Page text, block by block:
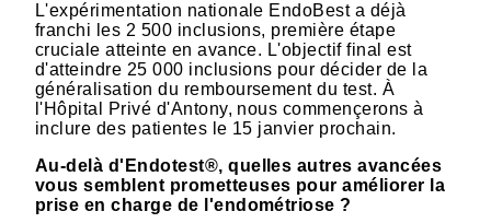
L'expérimentation nationale EndoBest a déjà
franchi les 2 500 inclusions, première étape
cruciale atteinte en avance. L'objectif final est
d'atteindre 25 000 inclusions pour décider de la
généralisation du remboursement du test. À
l'Hôpital Privé d'Antony, nous commençerons à
inclure des patientes le 15 janvier prochain.
Au-delà d'Endotest®, quelles autres avancées
vous semblent prometteuses pour améliorer la
prise en charge de l'endométriose ?